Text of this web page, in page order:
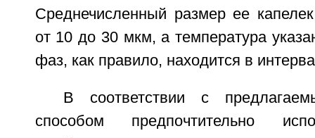
Среднечисленный размер ее
от 10 до 30 мкм, а температура
фаз, как правило, находится в
В соответствии с
способом предпочтительно